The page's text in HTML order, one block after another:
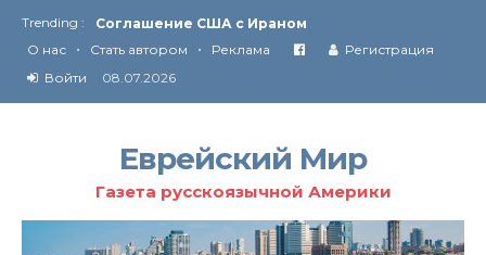
Trending :
Соглашение США с Ираном
Технология Революции в Иране
О нас • Стать автором • Реклама
Регистрация
Войти
08.07.2026
Еврейский Мир
Газета русскоязычной Америки